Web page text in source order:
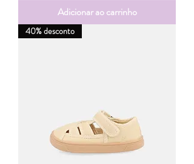
Adicionar ao carrinho
40% desconto